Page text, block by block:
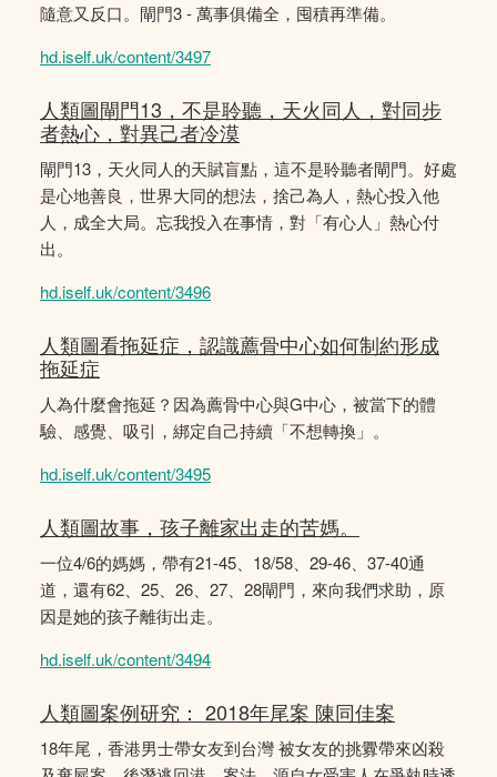
隨意又反口。閘門3 - 萬事俱備全，囤積再準備。
hd.iself.uk/content/3497
人類圖閘門13，不是聆聽，天火同人，對同步
者熱心，對異己者冷漠
閘門13，天火同人的天賦盲點，這不是聆聽者閘門。好處
是心地善良，世界大同的想法，捨己為人，熱心投入他
人，成全大局。忘我投入在事情，對「有心人」熱心付
出。
hd.iself.uk/content/3496
人類圖看拖延症，認識薦骨中心如何制約形成
拖延症
人為什麼會拖延？因為薦骨中心與G中心，被當下的體
驗、感覺、吸引，綁定自己持續「不想轉換」。
hd.iself.uk/content/3495
人類圖故事，孩子離家出走的苦媽。
一位4/6的媽媽，帶有21-45、18/58、29-46、37-40通
道，還有62、25、26、27、28閘門，來向我們求助，原
因是她的孩子離街出走。
hd.iself.uk/content/3494
人類圖案例研究： 2018年尾案 陳同佳案
18年尾，香港男士帶女友到台灣 被女友的挑釁帶來凶殺